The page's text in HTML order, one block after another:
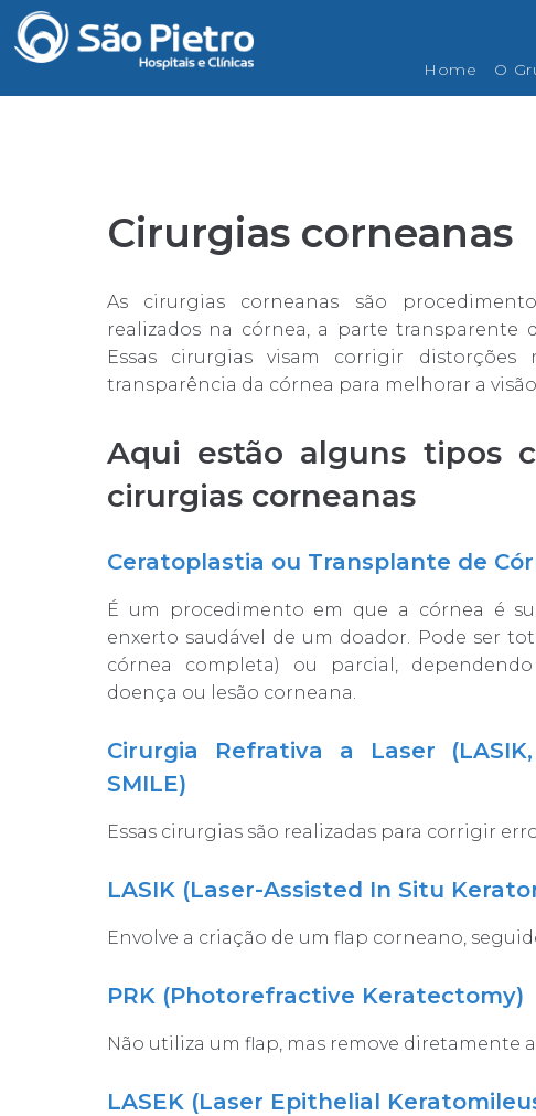
Consultas
Home O
Cirurgias corneanas
As cirurgias corneanas são
realizados na córnea, a parte transparente
Essas cirurgias visam corrigir
transparência da córnea para melhorar a
Aqui estão alguns tipos
cirurgias corneanas
Ceratoplastia ou Transplante de
É um procedimento em que a córnea é
enxerto saudável de um doador. Pode ser
córnea completa) ou parcial,
doença ou lesão corneana.
Cirurgia Refrativa a Laser (LASIK,
SMILE)
Essas cirurgias são realizadas para corrigir
LASIK (Laser-Assisted In Situ
Envolve a criação de um flap corneano,
PRK (Photorefractive Keratectomy)
Não utiliza um flap, mas remove diretamente
LASEK (Laser Epithelial